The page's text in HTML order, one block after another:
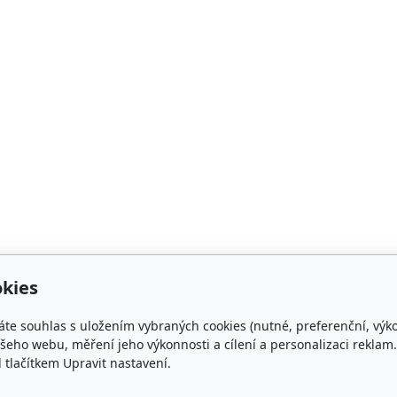
souhlas s uložením vybraných cookies (nutné, preferenční,
webu, měření jeho výkonnosti a cílení a personalizaci
Upravit nastavení.